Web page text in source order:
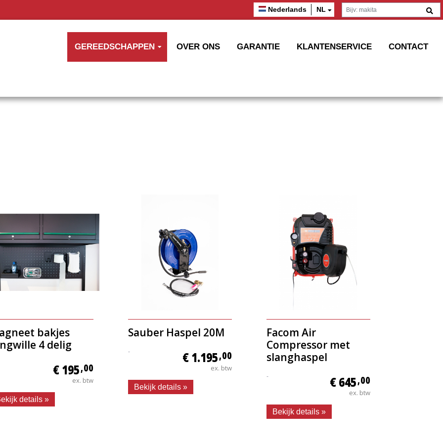
Nederlands NL
GEREEDSCHAPPEN OVER ONS GARANTIE KLANTENSERVICE CONTACT
bakjes
4 delig
€ 195,00
ex. btw
details »
Sauber Haspel 20M
- € 1.195,00
ex. btw
Bekijk details »
Facom Air
Compressor met
slanghaspel
- € 645,00
ex. btw
Bekijk details »